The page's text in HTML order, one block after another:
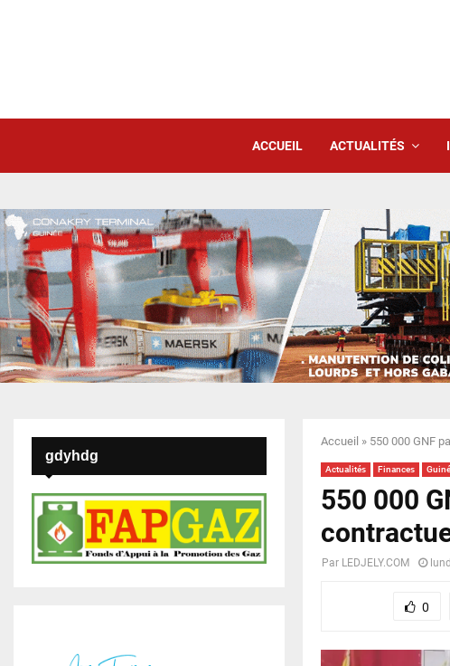
ACCUEIL ACTUALITÉS
Accueil » 550 000 GNF
Actualités Finances
550 000
Par LEDJELY.COM
0
gdyhdg